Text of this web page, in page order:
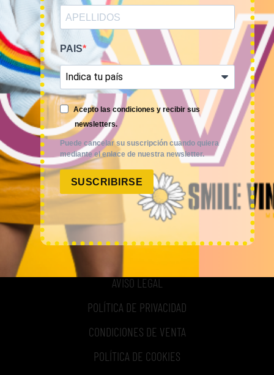
REGISTRO
COMPRA POR KILOS O LOTES
MUJER
HOMBRE
NOVEDADES
COMO COMPRAR
FAQ
POLÍTICAS
AVISO LEGAL
POLÍTICA DE PRIVACIDAD
CONDICIONES DE VENTA
POLÍTICA DE COOKIES
PAIS
Acepto las condiciones y recibir sus
newsletters.
Puede cancelar su suscripción cuando quiera
mediante el enlace de nuestra newsletter.
SUSCRIBIRSE